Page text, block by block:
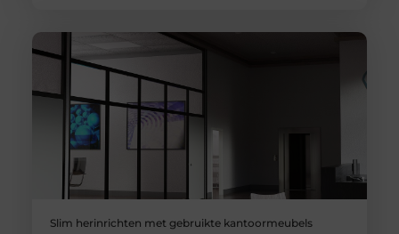
Slim herinrichten met gebruikte kantoormeubels